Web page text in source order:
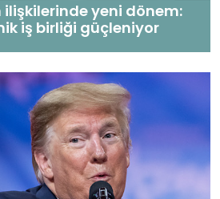
ilişkilerinde yeni dönem:
iş birliği güçleniyor